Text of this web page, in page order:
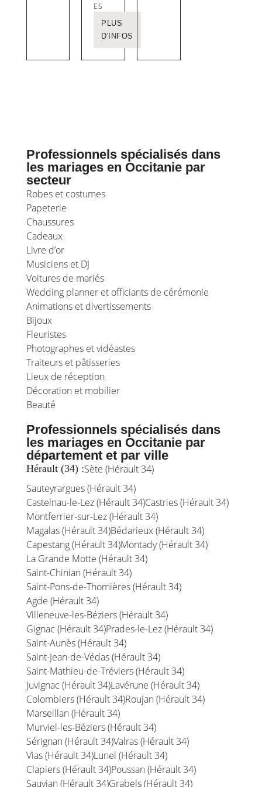
ES
PLUS
D'INFOS
Professionnels spécialisés dans
les mariages en Occitanie par
secteur
Robes et costumes
Papeterie
Chaussures
Cadeaux
Livre d’or
Musiciens et DJ
Voitures de mariés
Wedding planner et officiants de cérémonie
Animations et divertissements
Bijoux
Fleuristes
Photographes et vidéastes
Traiteurs et pâtisseries
Lieux de réception
Décoration et mobilier
Beauté
Professionnels spécialisés dans
les mariages en Occitanie par
département et par ville
Hérault (34) :Sète (Hérault 34)
Sauteyrargues (Hérault 34)
Castelnau-le-Lez (Hérault 34)Castries (Hérault 34)
Montferrier-sur-Lez (Hérault 34)
Magalas (Hérault 34)Bédarieux (Hérault 34)
Capestang (Hérault 34)Montady (Hérault 34)
La Grande Motte (Hérault 34)
Saint-Chinian (Hérault 34)
Saint-Pons-de-Thomières (Hérault 34)
Agde (Hérault 34)
Villeneuve-les-Béziers (Hérault 34)
Gignac (Hérault 34)Prades-le-Lez (Hérault 34)
Saint-Aunès (Hérault 34)
Saint-Jean-de-Védas (Hérault 34)
Saint-Mathieu-de-Tréviers (Hérault 34)
Juvignac (Hérault 34)Lavérune (Hérault 34)
Colombiers (Hérault 34)Roujan (Hérault 34)
Marseillan (Hérault 34)
Murviel-les-Béziers (Hérault 34)
Sérignan (Hérault 34)Valras (Hérault 34)
Vias (Hérault 34)Lunel (Hérault 34)
Clapiers (Hérault 34)Poussan (Hérault 34)
Sauvian (Hérault 34)Grabels (Hérault 34)